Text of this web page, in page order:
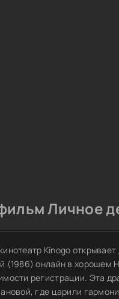
Личное
Kinogo
(1986) онлайн в хорошем
регистрации. Эта
где царили